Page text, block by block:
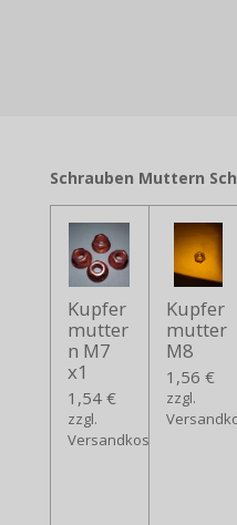
Schrauben Muttern
Kupfer
mutter
n M7
x1
1,54 €
zzgl.
Versandkosten
Kupfer
mutter
M8
1,56 €
zzgl.